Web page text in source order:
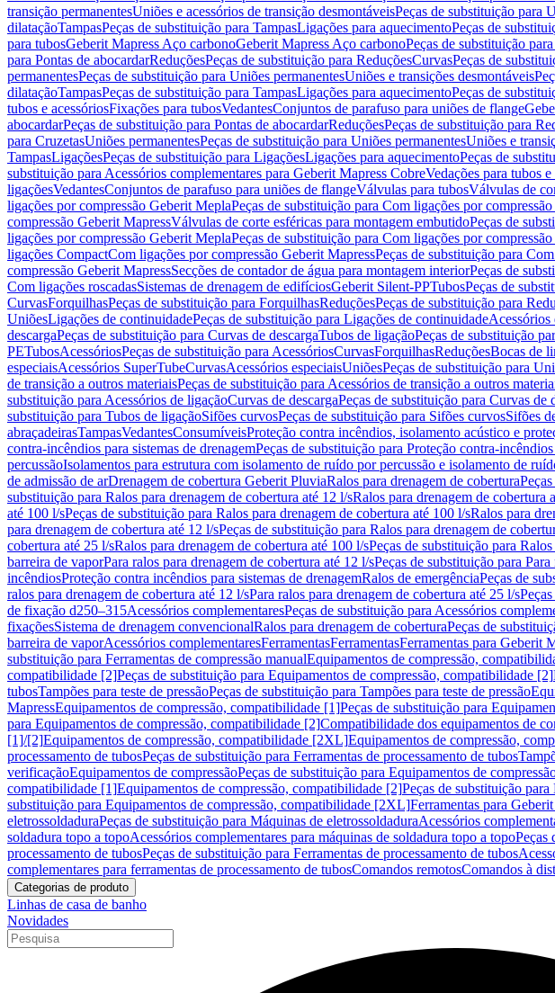
transição permanentesUniões e acessórios de transição desmontáveisPeças de substituição para
dilataçãoTampasPeças de substituição para TampasLigações para aquecimentoPeças de
para tubosGeberit Mapress Aço carbonoGeberit Mapress Aço carbonoPeças de substituição
para Pontas de abocardarReduçõesPeças de substituição para ReduçõesCurvasPeças de
permanentesPeças de substituição para Uniões permanentesUniões e transições desmontáveis
dilataçãoTampasPeças de substituição para TampasLigações para aquecimentoPeças de
tubos e acessóriosFixações para tubosVedantesConjuntos de parafuso para uniões de flange
abocardarPeças de substituição para Pontas de abocardarReduçõesPeças de substituição para
para CruzetasUniões permanentesPeças de substituição para Uniões permanentesUniões e
TampasLigaçõesPeças de substituição para LigaçõesLigações para aquecimentoPeças de
substituição para Acessórios complementares para Geberit Mapress CobreVedações para tubos e
ligaçõesVedantesConjuntos de parafuso para uniões de flangeVálvulas para tubosVálvulas de
ligações por compressão Geberit MeplaPeças de substituição para Com ligações por
compressão Geberit MapressVálvulas de corte esféricas para montagem embutidoPeças de
ligações por compressão Geberit MeplaPeças de substituição para Com ligações por
ligações CompactCom ligações por compressão Geberit MapressPeças de substituição para
compressão Geberit MapressSecções de contador de água para montagem interiorPeças de
Com ligações roscadasSistemas de drenagem de edifíciosGeberit Silent-PPTubosPeças de
CurvasForquilhasPeças de substituição para ForquilhasReduçõesPeças de substituição para
UniõesLigações de continuidadePeças de substituição para Ligações de continuidadeAcessórios
descargaPeças de substituição para Curvas de descargaTubos de ligaçãoPeças de substituição
PETubosAcessóriosPeças de substituição para AcessóriosCurvasForquilhasReduçõesBocas de
especiaisAcessórios SuperTubeCurvasAcessórios especiaisUniõesPeças de substituição para
de transição a outros materiaisPeças de substituição para Acessórios de transição a outros
substituição para Acessórios de ligaçãoCurvas de descargaPeças de substituição para Curvas de
substituição para Tubos de ligaçãoSifões curvosPeças de substituição para Sifões curvosSifões
abraçadeirasTampasVedantesConsumíveisProteção contra incêndios, isolamento acústico e
contra-incêndios para sistemas de drenagemPeças de substituição para Proteção contra-
percussãoIsolamentos para estrutura com isolamento de ruído por percussão e isolamento de
de admissão de arDrenagem de cobertura Geberit PluviaRalos para drenagem de cobertura
substituição para Ralos para drenagem de cobertura até 12 l/sRalos para drenagem de cobertura
até 100 l/sPeças de substituição para Ralos para drenagem de cobertura até 100 l/sRalos para
para drenagem de cobertura até 12 l/sPeças de substituição para Ralos para drenagem de
cobertura até 25 l/sRalos para drenagem de cobertura até 100 l/sPeças de substituição para
barreira de vaporPara ralos para drenagem de cobertura até 12 l/sPeças de substituição para
incêndiosProteção contra incêndios para sistemas de drenagemRalos de emergênciaPeças de
ralos para drenagem de cobertura até 12 l/sPara ralos para drenagem de cobertura até 25 l/s
de fixação d250–315Acessórios complementaresPeças de substituição para Acessórios
fixaçõesSistema de drenagem convencionalRalos para drenagem de coberturaPeças de
barreira de vaporAcessórios complementaresFerramentasFerramentasFerramentas para Geberit
substituição para Ferramentas de compressão manualEquipamentos de compressão,
compatibilidade [2]Peças de substituição para Equipamentos de compressão, compatibilidade [2]
tubosTampões para teste de pressãoPeças de substituição para Tampões para teste de pressão
MapressEquipamentos de compressão, compatibilidade [1]Peças de substituição para
para Equipamentos de compressão, compatibilidade [2]Compatibilidade dos equipamentos de
[1]/[2]Equipamentos de compressão, compatibilidade [2XL]Equipamentos de compressão,
processamento de tubosPeças de substituição para Ferramentas de processamento de tubos
verificaçãoEquipamentos de compressãoPeças de substituição para Equipamentos de
compatibilidade [1]Equipamentos de compressão, compatibilidade [2]Peças de substituição
substituição para Equipamentos de compressão, compatibilidade [2XL]Ferramentas para
eletrossoldaduraPeças de substituição para Máquinas de eletrossoldaduraAcessórios
soldadura topo a topoAcessórios complementares para máquinas de soldadura topo a topoPeças
processamento de tubosPeças de substituição para Ferramentas de processamento de tubos
complementares para ferramentas de processamento de tubosComandos remotosComandos à
Categorias de produto
Linhas de casa de banho
Novidades